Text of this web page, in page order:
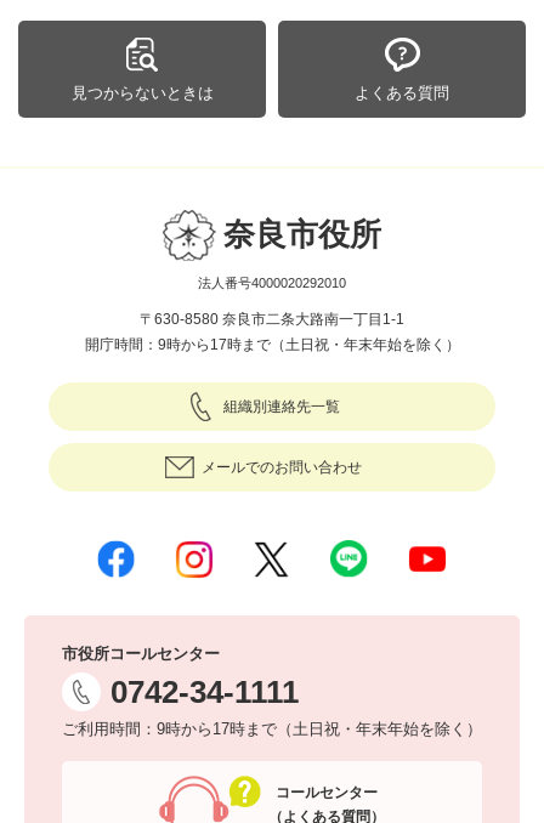
見つからないときは よくある質問
奈良市役所
法人番号4000020292010
〒630-8580 奈良市二条大路南一丁目1-1
開庁時間：9時から17時まで（土日祝・年末年始を除く）
組織別連絡先一覧
メールでのお問い合わせ
市役所コールセンター
0742-34-1111
ご利用時間：9時から17時まで（土日祝・年末年始を除く）
コールセンター
（よくある質問）